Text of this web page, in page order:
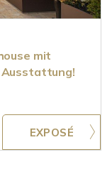
mit